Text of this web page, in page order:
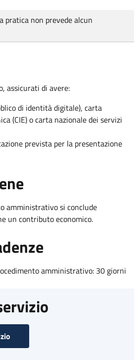
pratica non prevede alcun
assicurati di avere:
di identità digitale), carta
(CIE) o carta nazionale dei servizi
prevista per la presentazione
amministrativo si conclude
un contributo economico.
amministrativo: 30 giorni